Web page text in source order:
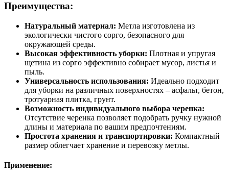
Преимущества:
Натуральный материал: Метла изготовлена из
экологически чистого сорго, безопасного для
окружающей среды.
Высокая эффективность уборки: Плотная и упругая
щетина из сорго эффективно собирает мусор, листья и
пыль.
Универсальность использования: Идеально подходит
для уборки на различных поверхностях – асфальт, бетон,
тротуарная плитка, грунт.
Возможность индивидуального выбора черенка:
Отсутствие черенка позволяет подобрать ручку нужной
длины и материала по вашим предпочтениям.
Простота хранения и транспортировки: Компактный
размер облегчает хранение и перевозку метлы.
Применение: